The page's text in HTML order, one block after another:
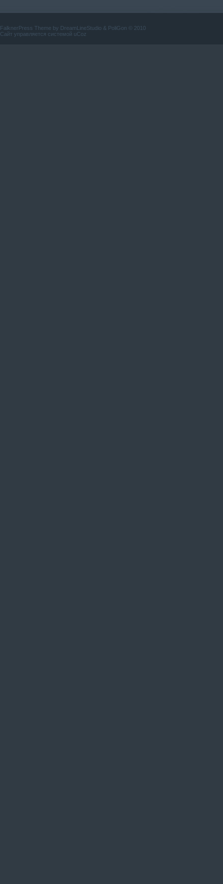
FalknerPress Theme by DreamLineStudio & PoliGon © 2010
Сайт управляется системой uCoz